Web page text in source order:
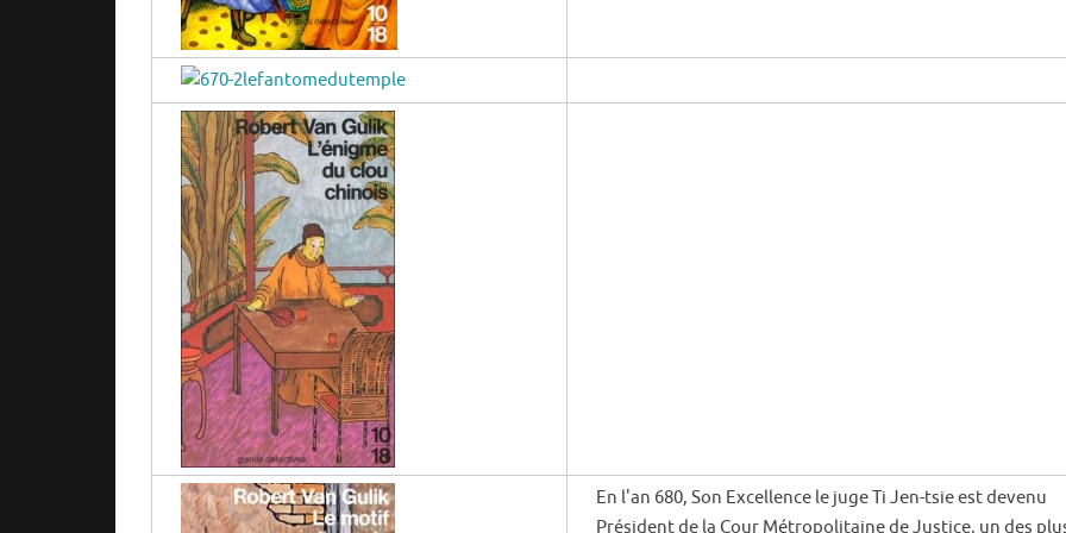
En l'an 680, Son Excellence le juge Ti Jen-tsie est devenu
Président de la Cour Métropolitaine de Justice, un des